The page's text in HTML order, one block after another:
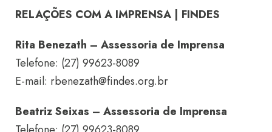
RELAÇÕES COM A IMPRENSA | FINDES
Rita Benezath – Assessoria de Imprensa
Telefone: (27) 99623-8089
E-mail: rbenezath@findes.org.br
Beatriz Seixas – Assessoria de Imprensa